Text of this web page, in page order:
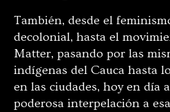
También, desde el
decolonial, hasta el
Matter, pasando por las
indígenas del Cauca hasta
en las ciudades, hoy en día
poderosa interpelación a